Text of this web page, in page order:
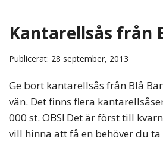
Kantarellsås från
Publicerat: 28 september, 2013
Ge bort kantarellsås från Blå
vän. Det finns flera
000 st. OBS! Det är först till
vill hinna att få en behöver du ta